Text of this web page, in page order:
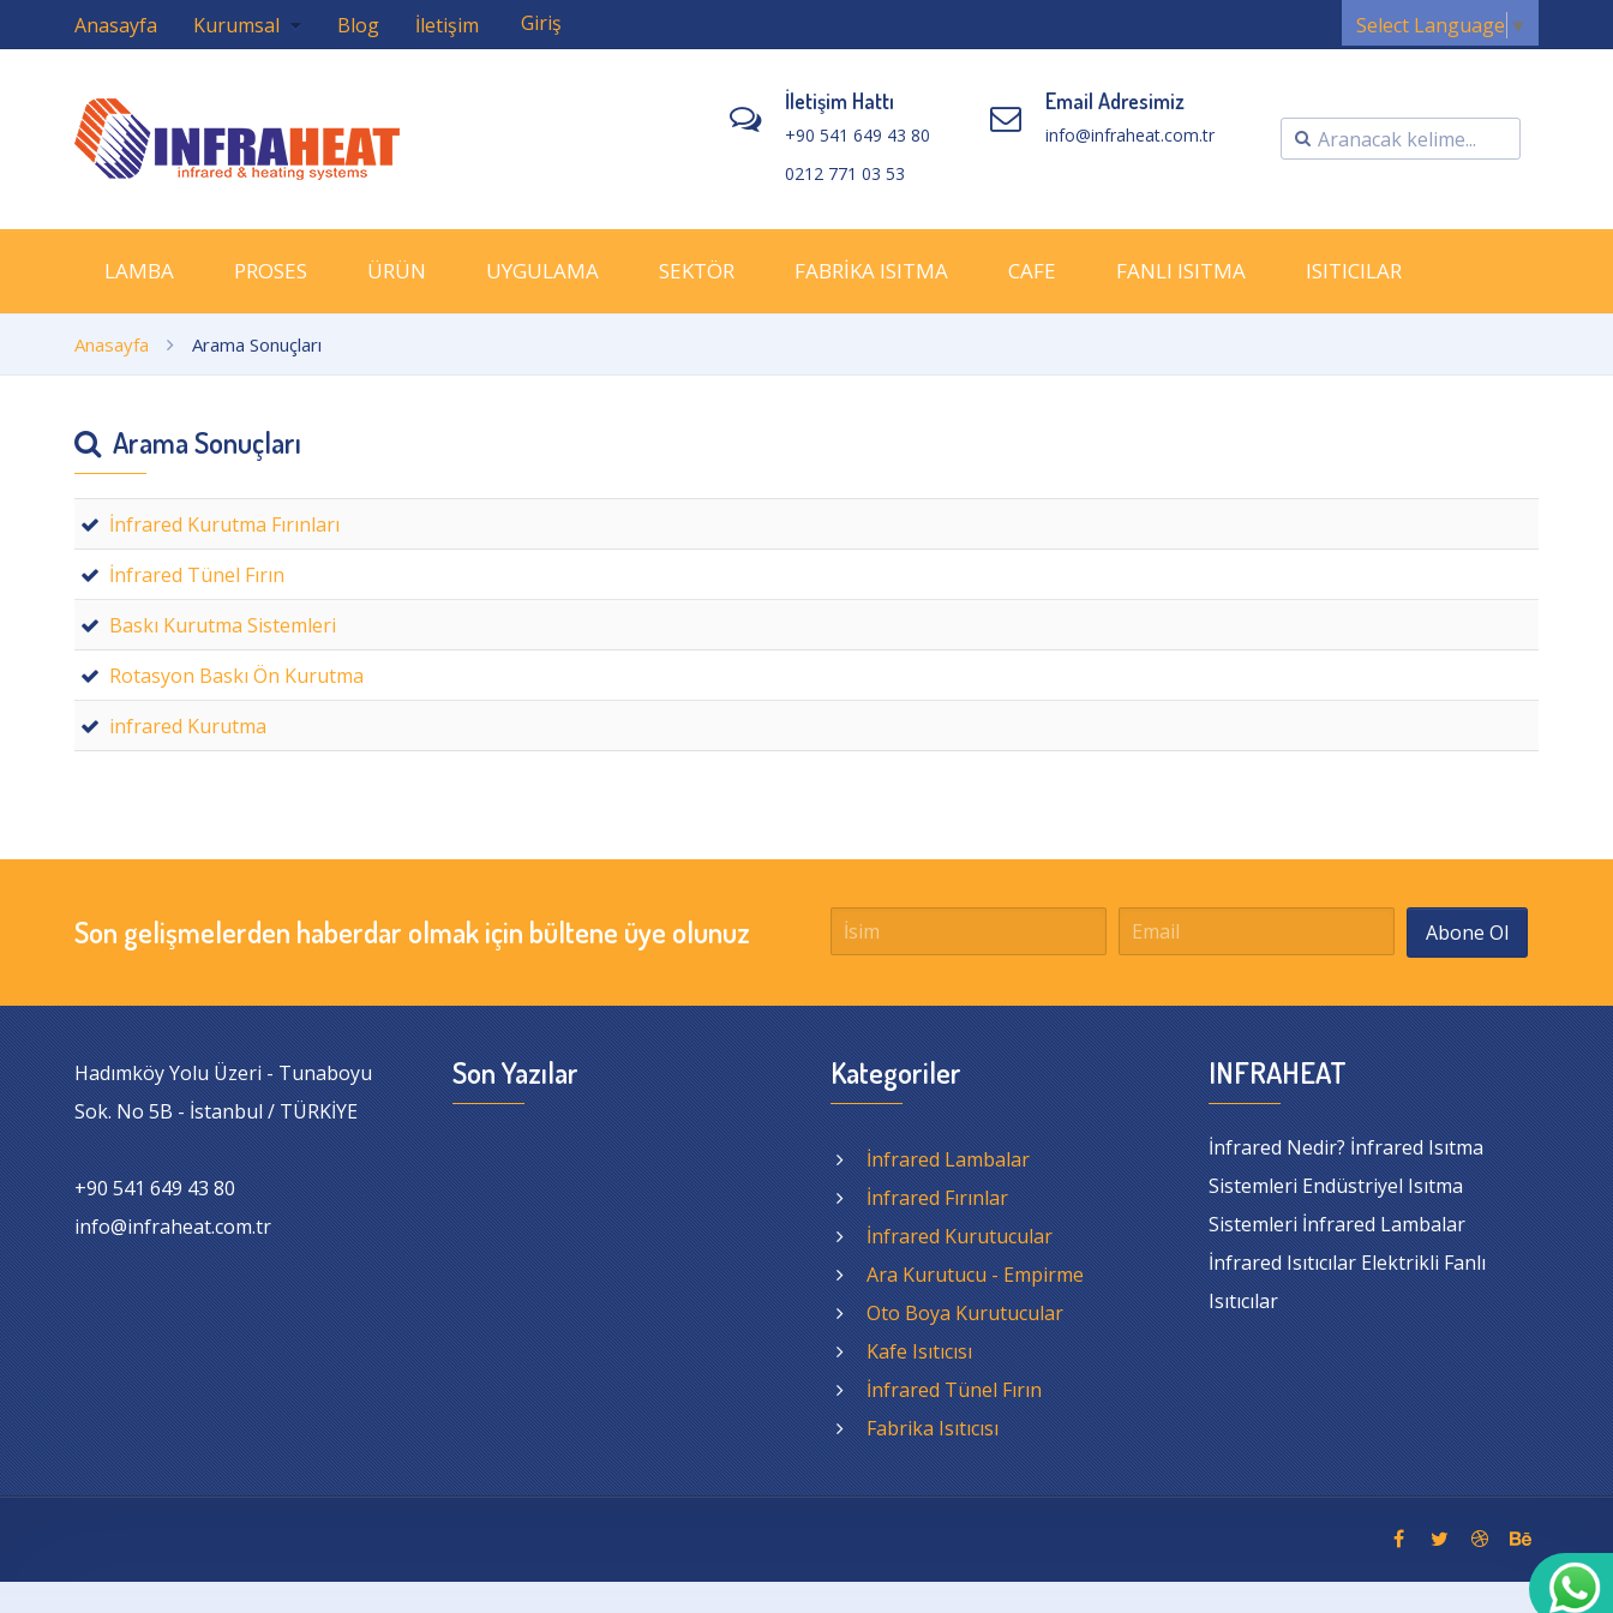
Anasayfa Kurumsal Blog İletişim Giriş Select Language ▼
İletişim Hattı
+90 541 649 43 80
0212 771 03 53
Email Adresimiz
info@infraheat.com.tr
LAMBA PROSES ÜRÜN UYGULAMA SEKTÖR FABRİKA ISITMA CAFE FANLI ISITMA ISITICILAR
Anasayfa Arama Sonuçları
Arama Sonuçları
İnfrared Kurutma Fırınları
İnfrared Tünel Fırın
Baskı Kurutma Sistemleri
Rotasyon Baskı Ön Kurutma
infrared Kurutma
Son gelişmelerden haberdar olmak için bültene üye olunuz Abone Ol
Hadımköy Yolu Üzeri - Tunaboyu
Sok. No 5B - İstanbul / TÜRKİYE
+90 541 649 43 80
info@infraheat.com.tr
Son Yazılar Kategoriler
İnfrared Lambalar
İnfrared Fırınlar
İnfrared Kurutucular
Ara Kurutucu - Empirme
Oto Boya Kurutucular
Kafe Isıtıcısı
İnfrared Tünel Fırın
Fabrika Isıtıcısı
INFRAHEAT
İnfrared Nedir? İnfrared Isıtma
Sistemleri Endüstriyel Isıtma
Sistemleri İnfrared Lambalar
İnfrared Isıtıcılar Elektrikli Fanlı
Isıtıcılar